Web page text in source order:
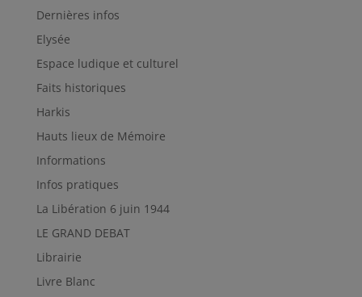
Dernières infos
Elysée
Espace ludique et culturel
Faits historiques
Harkis
Hauts lieux de Mémoire
Informations
Infos pratiques
La Libération 6 juin 1944
LE GRAND DEBAT
Librairie
Livre Blanc